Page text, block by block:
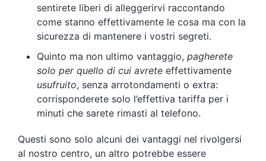
sentirete liberi di alleggerirvi raccontando
come stanno effettivamente le cosa ma con la
sicurezza di mantenere i vostri segreti.
Quinto ma non ultimo vantaggio, pagherete
solo per quello di cui avrete effettivamente
usufruito, senza arrotondamenti o extra:
corrisponderete solo l’effettiva tariffa per i
minuti che sarete rimasti al telefono.
Questi sono solo alcuni dei vantaggi nel rivolgersi
al nostro centro, un altro potrebbe essere